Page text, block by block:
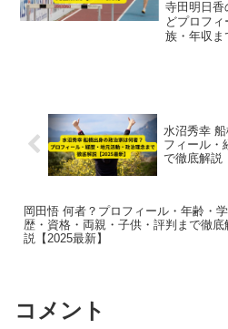
寺田明日香
どプロフ
族・年収ま
水沼秀幸
フィール・
で徹底解説
岡田悟 何者？プロフィール・年齢・学
歴・資格・両親・子供・評判まで徹底
説【2025最新】
コメント